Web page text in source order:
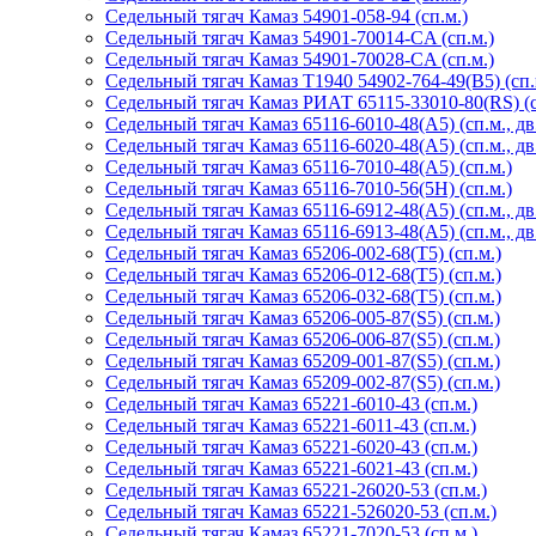
Седельный тягач Камаз 54901-058-94 (сп.м.)
Седельный тягач Камаз 54901-70014-CA (сп.м.)
Седельный тягач Камаз 54901-70028-CA (сп.м.)
Седельный тягач Камаз Т1940 54902-764-49(B5)
Седельный тягач Камаз РИАТ 65115-33010-80(RS)
Седельный тягач Камаз 65116-6010-48(A5) (сп.м.,
Седельный тягач Камаз 65116-6020-48(A5) (сп.м.,
Седельный тягач Камаз 65116-7010-48(А5) (сп.м.)
Седельный тягач Камаз 65116-7010-56(5H) (сп.м.)
Седельный тягач Камаз 65116-6912-48(A5) (сп.м.,
Седельный тягач Камаз 65116-6913-48(A5) (сп.м.,
Седельный тягач Камаз 65206-002-68(Т5) (сп.м.)
Седельный тягач Камаз 65206-012-68(Т5) (сп.м.)
Седельный тягач Камаз 65206-032-68(Т5) (сп.м.)
Седельный тягач Камаз 65206-005-87(S5) (сп.м.)
Седельный тягач Камаз 65206-006-87(S5) (сп.м.)
Седельный тягач Камаз 65209-001-87(S5) (сп.м.)
Седельный тягач Камаз 65209-002-87(S5) (сп.м.)
Седельный тягач Камаз 65221-6010-43 (сп.м.)
Седельный тягач Камаз 65221-6011-43 (сп.м.)
Седельный тягач Камаз 65221-6020-43 (сп.м.)
Седельный тягач Камаз 65221-6021-43 (сп.м.)
Седельный тягач Камаз 65221-26020-53 (сп.м.)
Седельный тягач Камаз 65221-526020-53 (сп.м.)